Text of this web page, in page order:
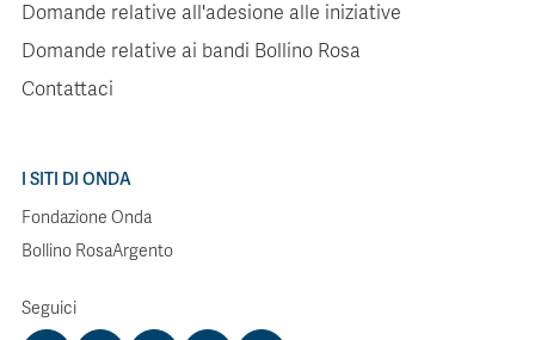
Domande relative all'adesione alle iniziative
Domande relative ai bandi Bollino Rosa
Contattaci
I SITI DI ONDA
Fondazione Onda
Bollino RosaArgento
Seguici